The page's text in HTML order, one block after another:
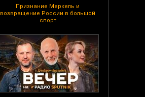
Признание Меркель и
возвращение России в большой
спорт